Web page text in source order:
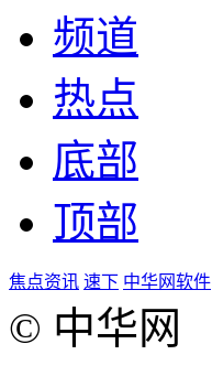
频道
热点
底部
顶部
焦点资讯 速下 中华网软件
© 中华网